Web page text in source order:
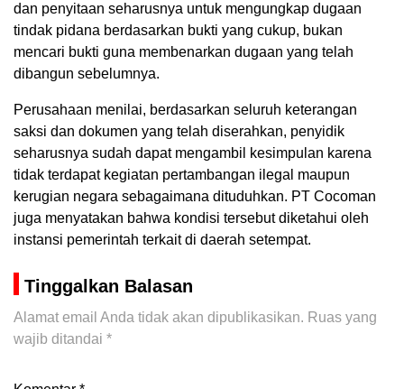
dan penyitaan seharusnya untuk mengungkap dugaan
tindak pidana berdasarkan bukti yang cukup, bukan
mencari bukti guna membenarkan dugaan yang telah
dibangun sebelumnya.
Perusahaan menilai, berdasarkan seluruh keterangan
saksi dan dokumen yang telah diserahkan, penyidik
seharusnya sudah dapat mengambil kesimpulan karena
tidak terdapat kegiatan pertambangan ilegal maupun
kerugian negara sebagaimana dituduhkan. PT Cocoman
juga menyatakan bahwa kondisi tersebut diketahui oleh
instansi pemerintah terkait di daerah setempat.
Tinggalkan Balasan
Alamat email Anda tidak akan dipublikasikan. Ruas yang
wajib ditandai *